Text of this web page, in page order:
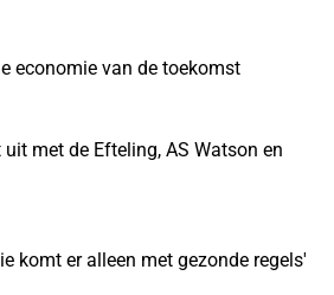
economie van de toekomst
met de Efteling, AS Watson en
komt er alleen met gezonde regels'